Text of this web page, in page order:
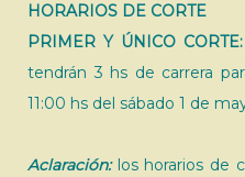
HORARIOS DE CORTE
PRIMER Y ÚNICO CORTE:
tendrán 3 hs de carrera
11:00 hs del sábado 1 de
Aclaración: los horarios de